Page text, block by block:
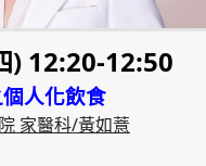
) 12:20-12:50
人化飲食
家醫科/黃如薏